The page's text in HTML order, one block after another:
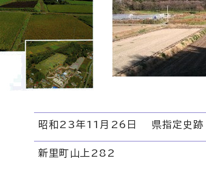
昭和23年11月26日 県指定史跡
新里町山上282